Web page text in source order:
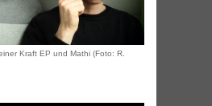
Kraft EP und Mathi (Foto: R.